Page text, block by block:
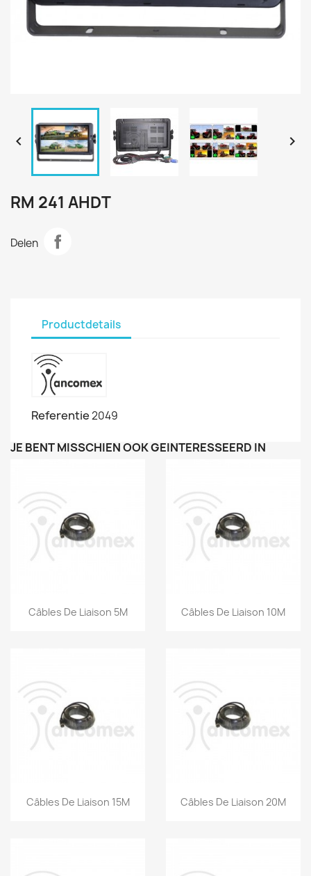
 
RM 241 AHDT
Delen
Productdetails
Referentie2049
JE BENT MISSCHIEN OOK GEÏNTERESSEERD IN
Snel bekijken
Câbles De Liaison 5M Snel bekijken
Câbles De Liaison 10M
Snel bekijken
Câbles De Liaison 15M Snel bekijken
Câbles De Liaison 20M